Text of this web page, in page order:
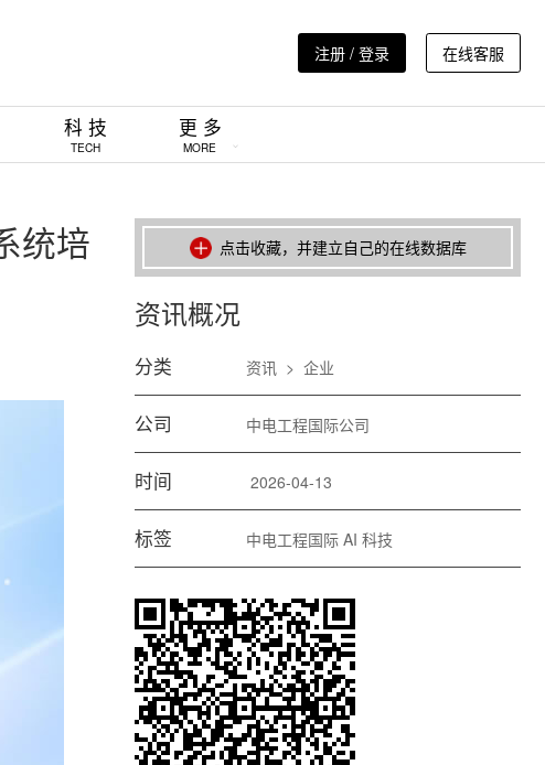
注册 / 登录 在线客服
科 技
TECH
更 多
MORE
统培
点击收藏，并建立自己的在线数据库
资讯概况
分类 资讯> 企业
公司 中电工程国际公司
时间 2026-04-13
标签 中电工程国际 AI 科技